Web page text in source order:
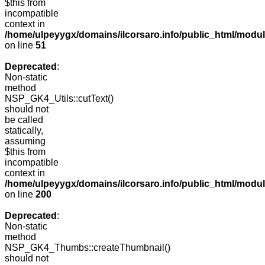
$this from
incompatible
context in
/home/ulpeyygx/domains/ilcorsaro.info/public_html/
on line 51
Deprecated :
Non-static
method
NSP_GK4_Utils::cutText()
should not
be called
statically,
assuming
$this from
incompatible
context in
/home/ulpeyygx/domains/ilcorsaro.info/public_html/
on line 200
Deprecated :
Non-static
method
NSP_GK4_Thumbs::createThumbnail()
should not